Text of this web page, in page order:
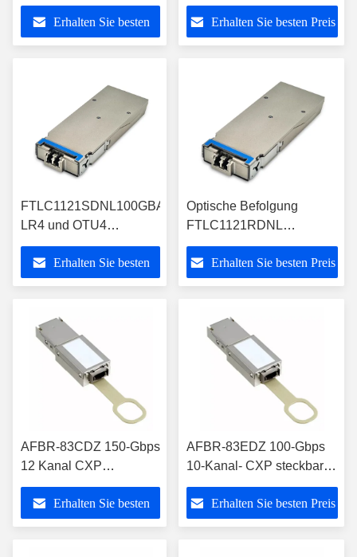
QSFP+ optisches
Transceiver-Modul
Erhalten Sie besten
100GBASE-LR4 10km
Gen2 CFP konform
Erhalten Sie besten Preis
FTLC1121SDNL100GBASE-
LR4 und OTU4
verdoppeln optischer
Transceiver CFP2 der
Raten-10km
Erhalten Sie besten
Optische Befolgung
FTLC1121RDNL
100GBASE-LR4 10km
CFP2 Transceiver-RoHS-
6
Erhalten Sie besten Preis
AFBR-83CDZ 150-Gbps
12 Kanal CXP
steckbares optisches
Transceiver-Modul
Erhalten Sie besten
AFBR-83EDZ 100-Gbps
10-Kanal- CXP steckbares
optisches Transceiver-
ModulErhalten Sie besten Preis